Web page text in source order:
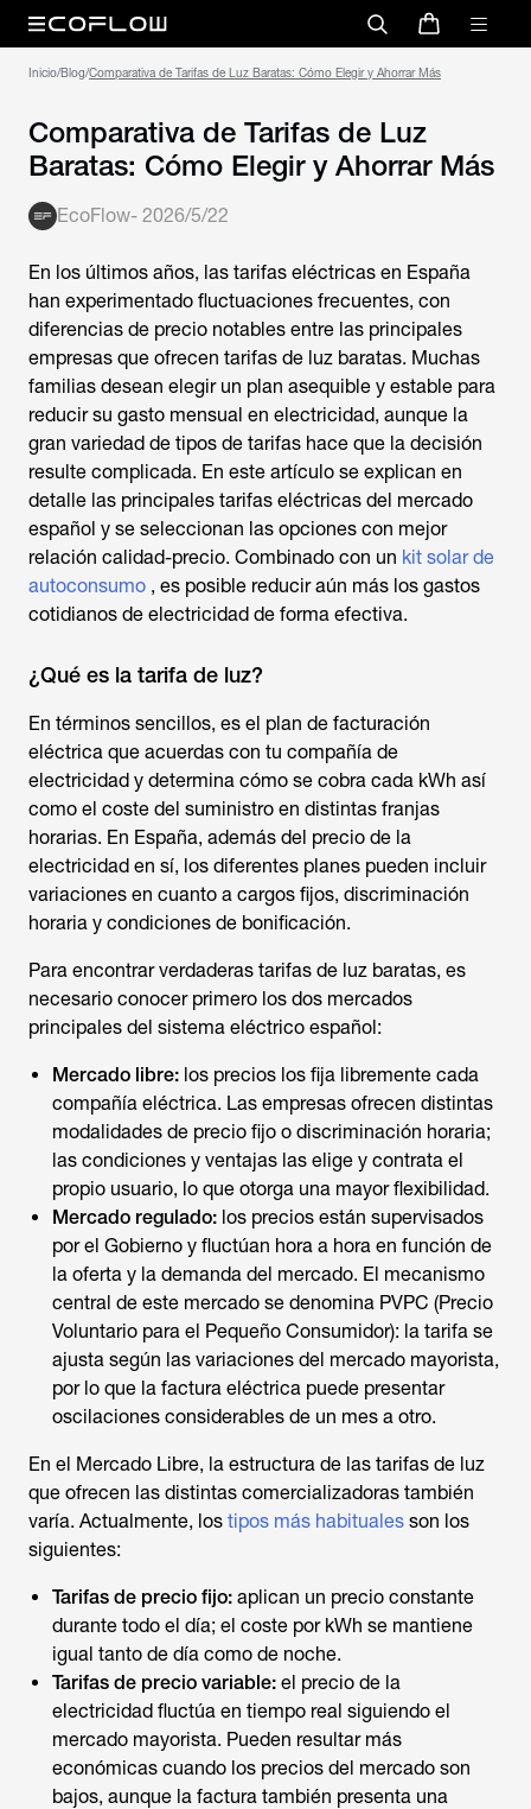
Inicio/Blog/Comparativa de Tarifas de Luz Baratas: Cómo Elegir y Ahorrar Más
Comparativa de Tarifas de Luz
Baratas: Cómo Elegir y Ahorrar Más
EcoFlow- 2026/5/22
En los últimos años, las tarifas eléctricas en España
han experimentado fluctuaciones frecuentes, con
diferencias de precio notables entre las principales
empresas que ofrecen tarifas de luz baratas. Muchas
familias desean elegir un plan asequible y estable para
reducir su gasto mensual en electricidad, aunque la
gran variedad de tipos de tarifas hace que la decisión
resulte complicada. En este artículo se explican en
detalle las principales tarifas eléctricas del mercado
español y se seleccionan las opciones con mejor
relación calidad-precio. Combinado con un kit solar de
autoconsumo , es posible reducir aún más los gastos
cotidianos de electricidad de forma efectiva.
¿Qué es la tarifa de luz?
En términos sencillos, es el plan de facturación
eléctrica que acuerdas con tu compañía de
electricidad y determina cómo se cobra cada kWh así
como el coste del suministro en distintas franjas
horarias. En España, además del precio de la
electricidad en sí, los diferentes planes pueden incluir
variaciones en cuanto a cargos fijos, discriminación
horaria y condiciones de bonificación.
Para encontrar verdaderas tarifas de luz baratas, es
necesario conocer primero los dos mercados
principales del sistema eléctrico español:
Mercado libre: los precios los fija libremente cada
compañía eléctrica. Las empresas ofrecen distintas
modalidades de precio fijo o discriminación horaria;
las condiciones y ventajas las elige y contrata el
propio usuario, lo que otorga una mayor flexibilidad.
Mercado regulado: los precios están supervisados
por el Gobierno y fluctúan hora a hora en función de
la oferta y la demanda del mercado. El mecanismo
central de este mercado se denomina PVPC (Precio
Voluntario para el Pequeño Consumidor): la tarifa se
ajusta según las variaciones del mercado mayorista,
por lo que la factura eléctrica puede presentar
oscilaciones considerables de un mes a otro.
En el Mercado Libre, la estructura de las tarifas de luz
que ofrecen las distintas comercializadoras también
varía. Actualmente, los tipos más habituales son los
siguientes:
Tarifas de precio fijo: aplican un precio constante
durante todo el día; el coste por kWh se mantiene
igual tanto de día como de noche.
Tarifas de precio variable: el precio de la
electricidad fluctúa en tiempo real siguiendo el
mercado mayorista. Pueden resultar más
económicas cuando los precios del mercado son
bajos, aunque la factura también presenta una